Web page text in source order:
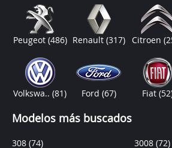
Peugeot (486) Renault (317) Citroen
Volkswa..(81) Ford (67) Fiat
Modelos más buscados
308 (74) 3008 (72)